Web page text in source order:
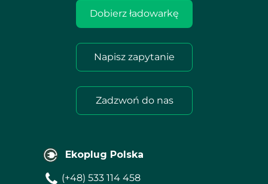
Napisz zapytanie
Zadzwoń do nas
Dobierz ładowarkę
(+48) 533 114 458
Ekoplug Polska